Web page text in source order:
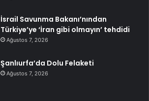
İsrail Savunma Bakanı’nından
Türkiye’ye ‘İran gibi olmayın’ tehdidi
Ağustos 7, 2026
Şanlıurfa’da Dolu Felaketi
Ağustos 7, 2026